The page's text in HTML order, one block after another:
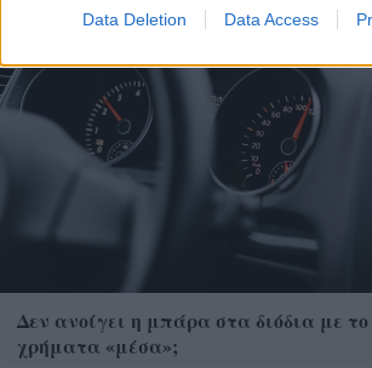
Data Deletion Data Access
Δεν ανοίγει η μπάρα στα διόδια με το
χρήματα «μέσα»;